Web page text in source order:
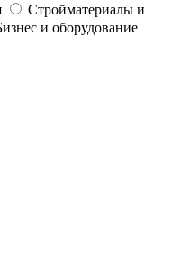
Стройматериалы и
и оборудование